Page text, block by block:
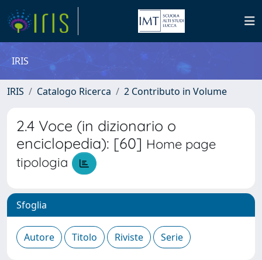
IRIS
IRIS Catalogo Ricerca 2 Contributo in Volume
2.4 Voce (in dizionario o
enciclopedia): [60] Home page
tipologia
Sfoglia